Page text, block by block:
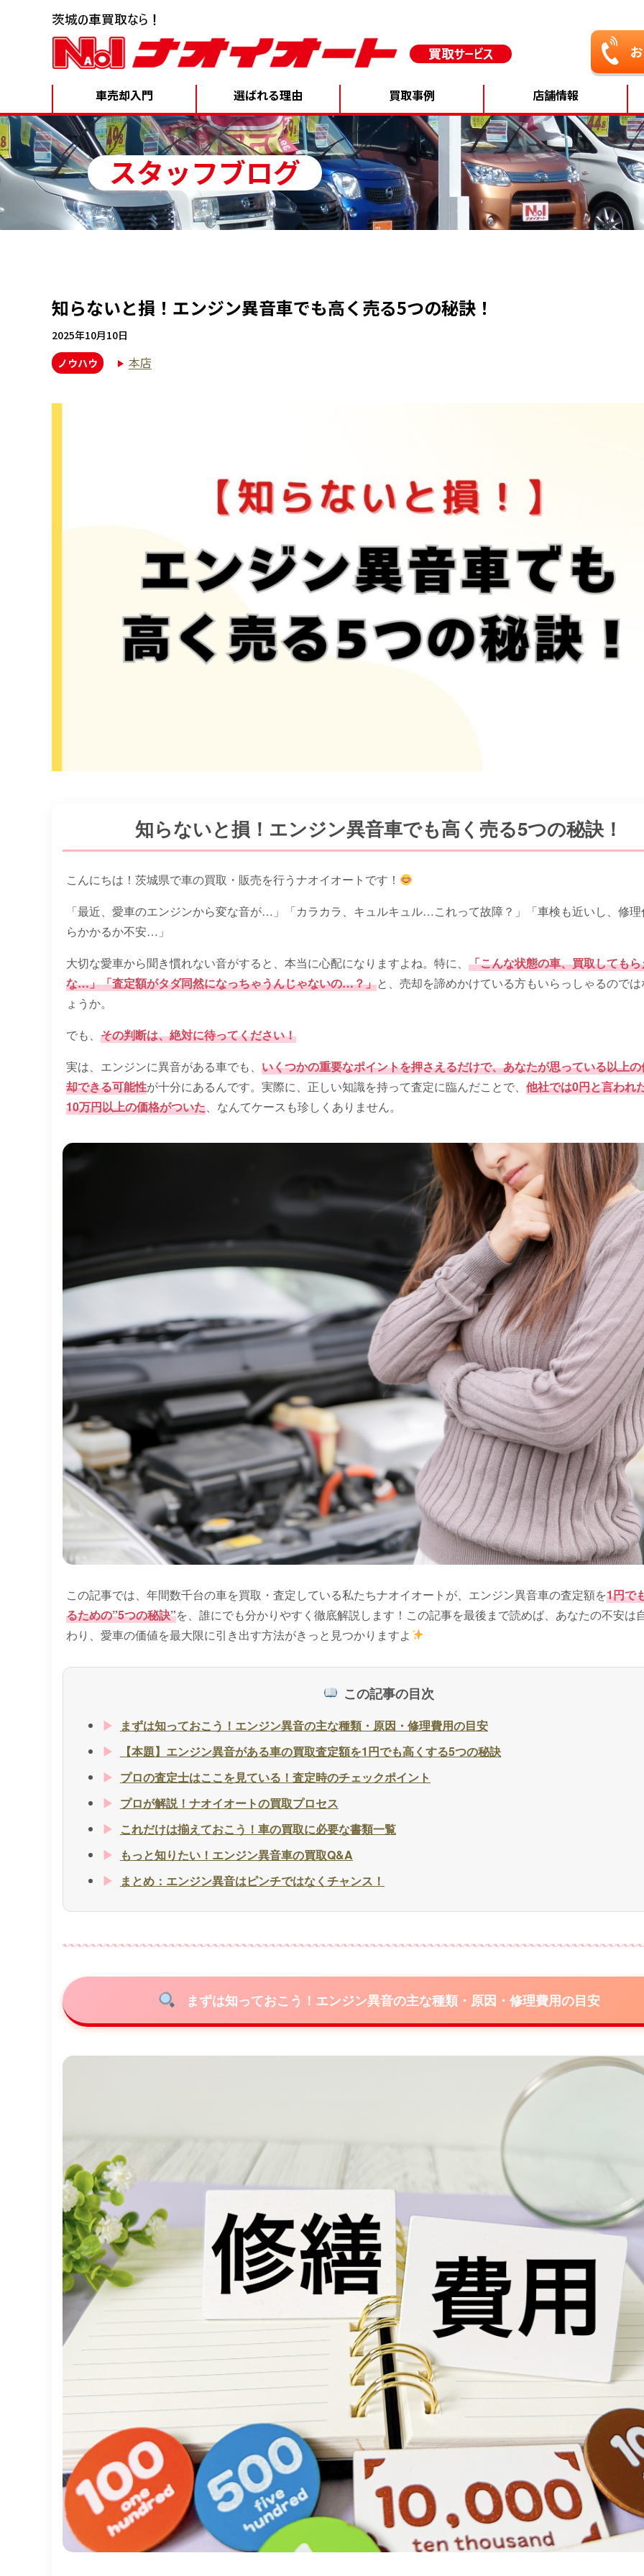
車売却入門 選ばれる理由 買取事例 店舗情報
スタッフブログ
知らないと損！エンジン異音車でも高く売る5つの秘訣！
2025年10月10日
ノウハウ
本店
知らないと損！エンジン異音車でも高く売る5つの秘訣！
こんにちは！茨城県で車の買取・販売を行うナオイオートです！
「最近、愛車のエンジンから変な音が…」「カラカラ、キュルキュル…これって故障？」「車検も近いし、修
らかかるか不安…」
大切な愛車から聞き慣れない音がすると、本当に心配になりますよね。特に、 「こんな状態の車、買取しても
な…」「査定額がタダ同然になっちゃうんじゃないの…？」と、売却を諦めかけている方もいらっしゃるので
ょうか。
でも、 その判断は、絶対に待ってください！
実は、エンジンに異音がある車でも、 いくつかの重要なポイントを押さえるだけで、あなたが思っている以上
却できる可能性が十分にあるんです。実際に、正しい知識を持って査定に臨んだことで、 他社では0円と言われ
10万円以上の価格がついた、なんてケースも珍しくありません。
この記事では、年間数千台の車を買取・査定している私たちナオイオートが、エンジン異音車の査定額を1円で
るための”5つの秘訣”を、誰にでも分かりやすく徹底解説します！この記事を最後まで読めば、あなたの不安は
わり、愛車の価値を最大限に引き出す方法がきっと見つかりますよ
この記事の目次
まずは知っておこう！エンジン異音の主な種類・原因・修理費用の目安
【本題】エンジン異音がある車の買取査定額を1円でも高くする5つの秘訣
プロの査定士はここを見ている！査定時のチェックポイント
プロが解説！ナオイオートの買取プロセス
これだけは揃えておこう！車の買取に必要な書類一覧
もっと知りたい！エンジン異音車の買取Q&A
まとめ：エンジン異音はピンチではなくチャンス！
まずは知っておこう！エンジン異音の主な種類・原因・修理費用の目安